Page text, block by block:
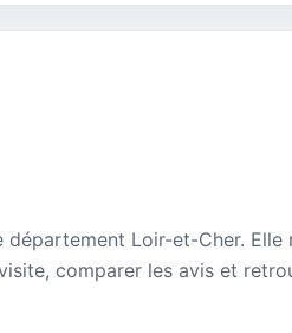
département Loir-et-Cher. Elle
comparer les avis et